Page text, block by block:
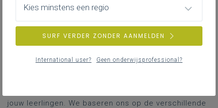
Een interactieve visual Lessen
met effect met
wetenschappelijke inzichten als
basis
jouw leerlingen. We baseren ons op de verschillende
Kies minstens een regio
SURF VERDER ZONDER AANMELDEN
International user? Geen onderwijsprofessional?